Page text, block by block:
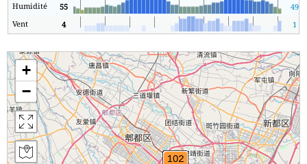
Humidité
55
49
Vent
4 1
+
−